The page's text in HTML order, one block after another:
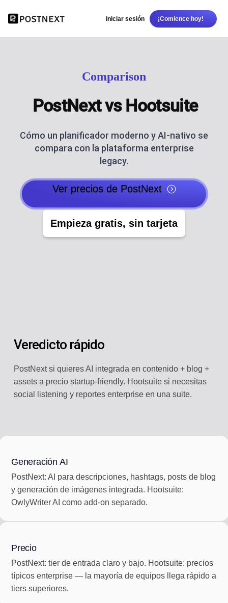
Iniciar sesión ¡Comience hoy!
Comparison
PostNext vs Hootsuite
Cómo un planificador moderno y AI-nativo se
compara con la plataforma enterprise
legacy.
Ver precios de PostNext
Empieza gratis, sin tarjeta
Veredicto rápido
PostNext si quieres AI integrada en contenido + blog +
assets a precio startup-friendly. Hootsuite si necesitas
social listening y reportes enterprise en una suite.
Generación AI
PostNext: AI para descripciones, hashtags, posts de blog
y generación de imágenes integrada. Hootsuite:
OwlyWriter AI como add-on separado.
Precio
PostNext: tier de entrada claro y bajo. Hootsuite: precios
típicos enterprise — la mayoría de equipos llega rápido a
tiers superiores.